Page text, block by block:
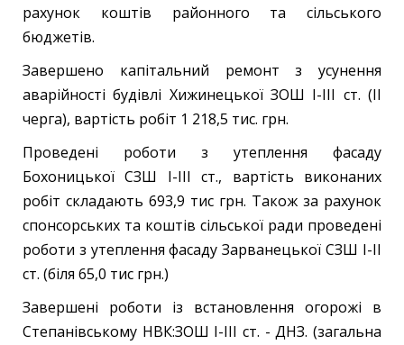
рахунок коштів районного та сільського
бюджетів.
Завершено капітальний ремонт з усунення
аварійності будівлі Хижинецької ЗОШ І-ІІІ ст. (ІІ
черга), вартість робіт 1 218,5 тис. грн.
Проведені роботи з утеплення фасаду
Бохоницької СЗШ І-ІІІ ст., вартість виконаних
робіт складають 693,9 тис грн. Також за рахунок
спонсорських та коштів сільської ради проведені
роботи з утеплення фасаду Зарванецької СЗШ І-ІІ
ст. (біля 65,0 тис грн.)
Завершені роботи із встановлення огорожі в
Степанівському НВК:ЗОШ І-ІІІ ст. - ДНЗ. (загальна